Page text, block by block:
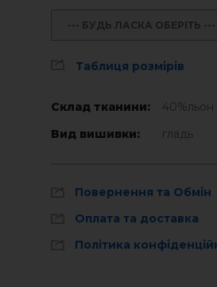
--- БУДЬ ЛАСКА ОБЕРІТЬ ---
Таблиця розмірів
Склад тканини:
40%льон
Вид вишивки:
гладь
Повернення та Обмін
Оплата та доставка
Політика